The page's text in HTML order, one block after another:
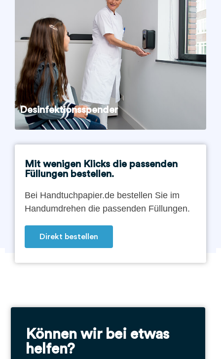
Desinfektionsspender
Mit wenigen Klicks die passenden
Füllungen bestellen.
Bei Handtuchpapier.de bestellen Sie im
Handumdrehen die passenden Füllungen.
Direkt bestellen
Können wir bei etwas
helfen?